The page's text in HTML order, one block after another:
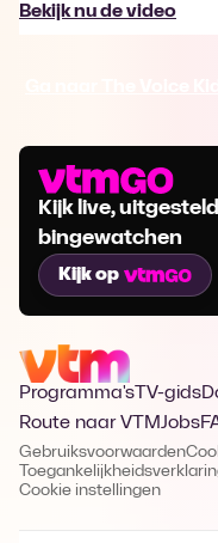
Bekijk nu de video
Kijk live,
bingewatchen
Kijk op
Programma's TV-gids
Route naar VTMJobs
Gebruiksvoorwaarden
Cookie instellingen